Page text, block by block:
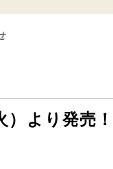
）より発売